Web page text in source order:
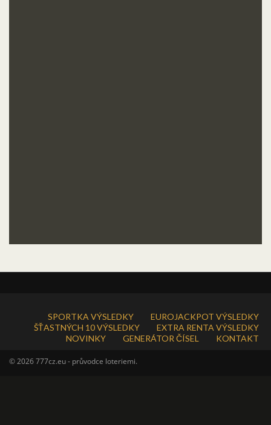
SPORTKA VÝSLEDKY
EUROJACKPOT VÝSLEDKY
ŠŤASTNÝCH 10 VÝSLEDKY
EXTRA RENTA VÝSLEDKY
NOVINKY
GENERÁTOR ČÍSEL KONTAKT
© 2026 777cz.eu - průvodce loteriemi.